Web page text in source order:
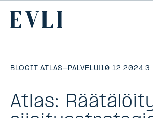
Primary
BLOGIT |ATLAS-PALVELU|10.12.2024|3
Atlas: